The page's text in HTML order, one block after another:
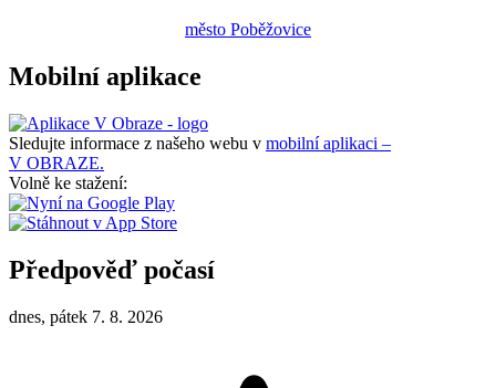
město Poběžovice
Mobilní aplikace
Sledujte informace z našeho webu v mobilní aplikaci –
V OBRAZE.
Volně ke stažení:
Předpověď počasí
dnes, pátek 7. 8. 2026